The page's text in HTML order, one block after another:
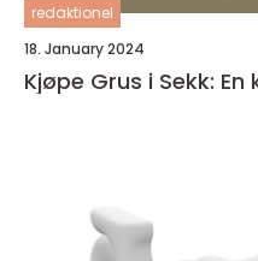
redaktionel
18. January 2024
Kjøpe Grus i Sekk: